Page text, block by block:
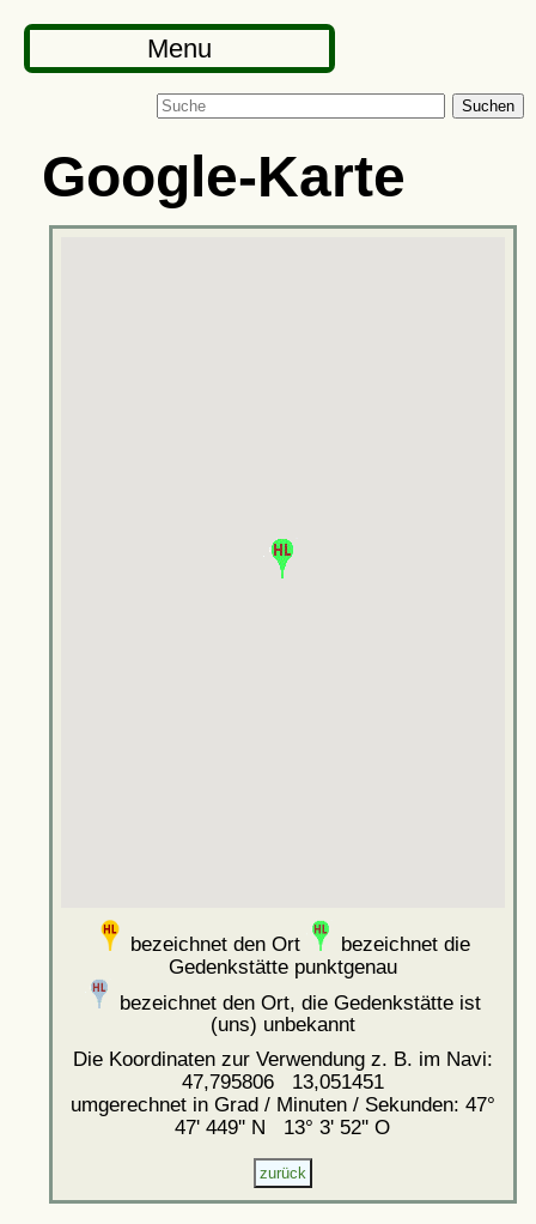
Menu
Suchen
Google-Karte
bezeichnet den Ort
bezeichnet die
Gedenkstätte punktgenau
bezeichnet den Ort, die Gedenkstätte ist
(uns) unbekannt
Die Koordinaten zur Verwendung z. B. im Navi:
47,795806 13,051451
umgerechnet in Grad / Minuten / Sekunden: 47°
47' 449'' N 13° 3' 52'' O